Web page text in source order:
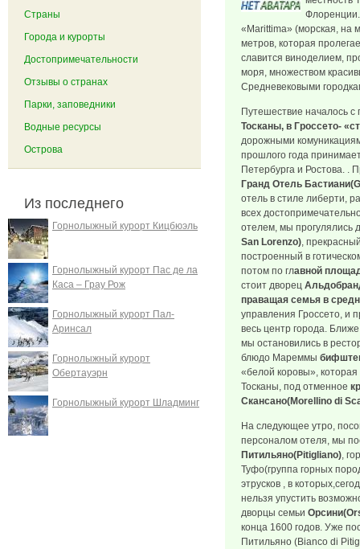
«Marittima» (морская, на
метров, которая
славится виноделием,
моря, множеством
Средневековыми
Путешествие началось
Тосканы, в Гроссето-
дорожными
прошлого года
Петербурга и Ростова. .
Гранд Отель
отель в стиле либерти,
всех
отелем, мы прогулялись
San Lorenzo),
построенный в
потом по главной
стоит дворец
праващая семья в
управления Гроссето, и
весь центр города.
мы остановились в
блюдо Мареммы
«белой коровы»,
Тосканы, под отменное
Скансано(Morellino di
На следующее утро,
персоналом отеля, мы
Питильяно(Pitigliano),
Туфо(группа горных
этрусков , в
нельзя упустить
дворцы семьи
конца 1600 годов. Уже
Питильяно (Bianco di
Страны
Города и курорты
Достопримечательности
Отзывы о странах
Парки, заповедники
Водные ресурсы
Острова
Из последнего
Горнолыжный курорт Кицбюэль
Горнолыжный курорт Пас де ла
Каса – Грау Рож
Горнолыжный курорт Пал-
Аринсал
Горнолыжный курорт
Обертауэрн
Горнолыжный курорт Шладминг